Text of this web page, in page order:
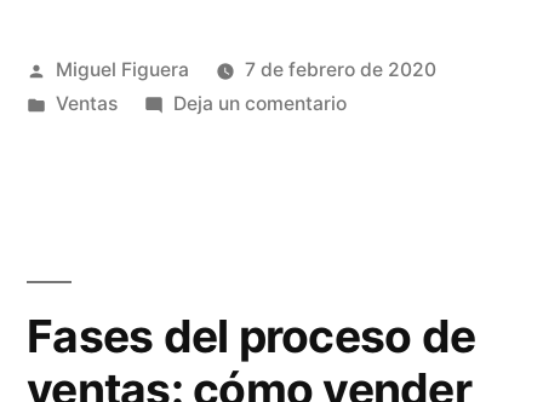
vendedor:
características
ser
mejor
Publicado
por
Miguel Figuera
7 de febrero de 2020
Publicado
Ventas Deja un comentarioen
cualidades
Fases del proceso de
ventas: cómo vender